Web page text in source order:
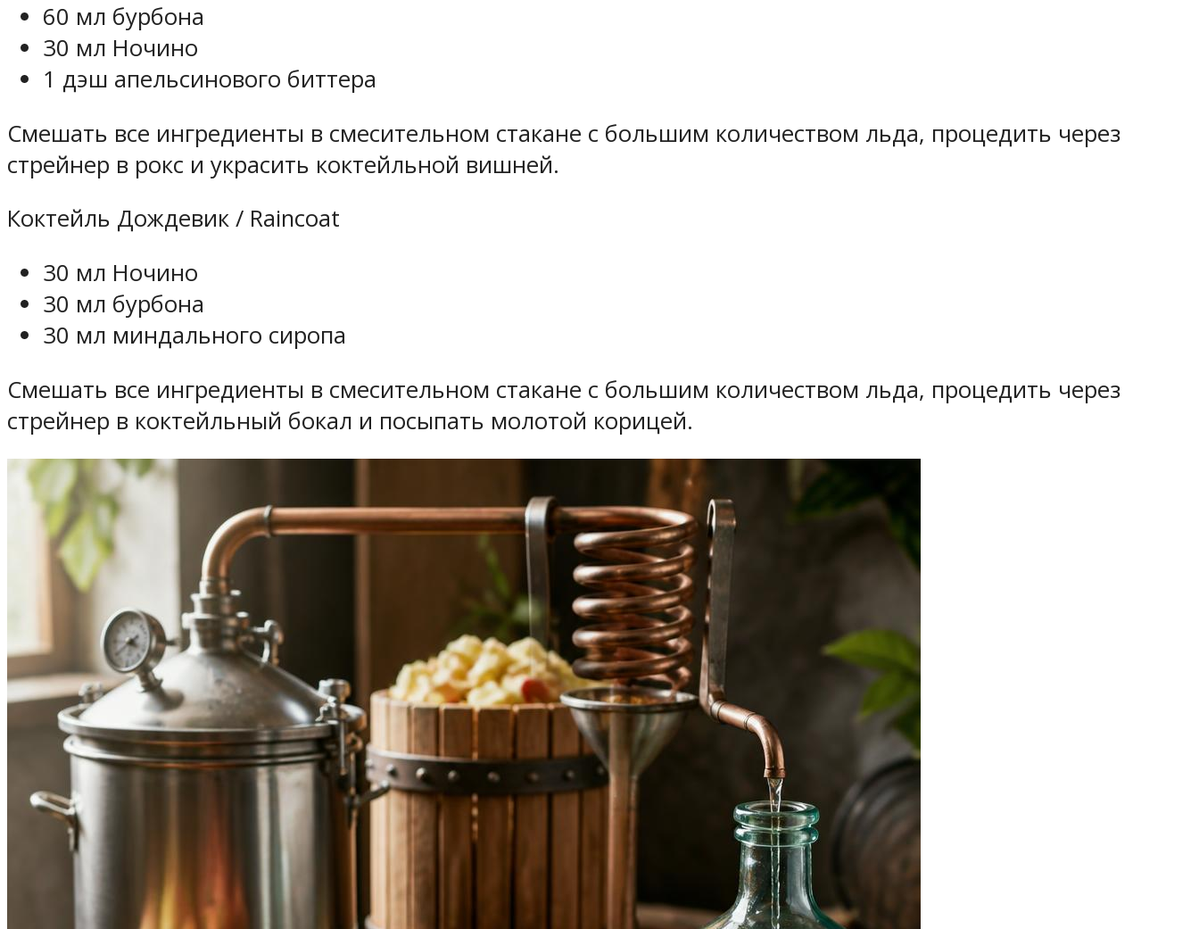
60 мл бурбона
30 мл Ночино
1 дэш апельсинового биттера
Смешать все ингредиенты в смесительном стакане с большим количеством льда, процедить через
стрейнер в рокс и украсить коктейльной вишней.
Коктейль Дождевик / Raincoat
30 мл Ночино
30 мл бурбона
30 мл миндального сиропа
Смешать все ингредиенты в смесительном стакане с большим количеством льда, процедить через
стрейнер в коктейльный бокал и посыпать молотой корицей.